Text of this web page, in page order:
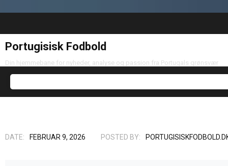
Portugisisk Fodbold
Din hjemmebane for nyheder, analyse og passion fra Portugals grønsvær
DATE: FEBRUAR 9, 2026 POSTED BY: